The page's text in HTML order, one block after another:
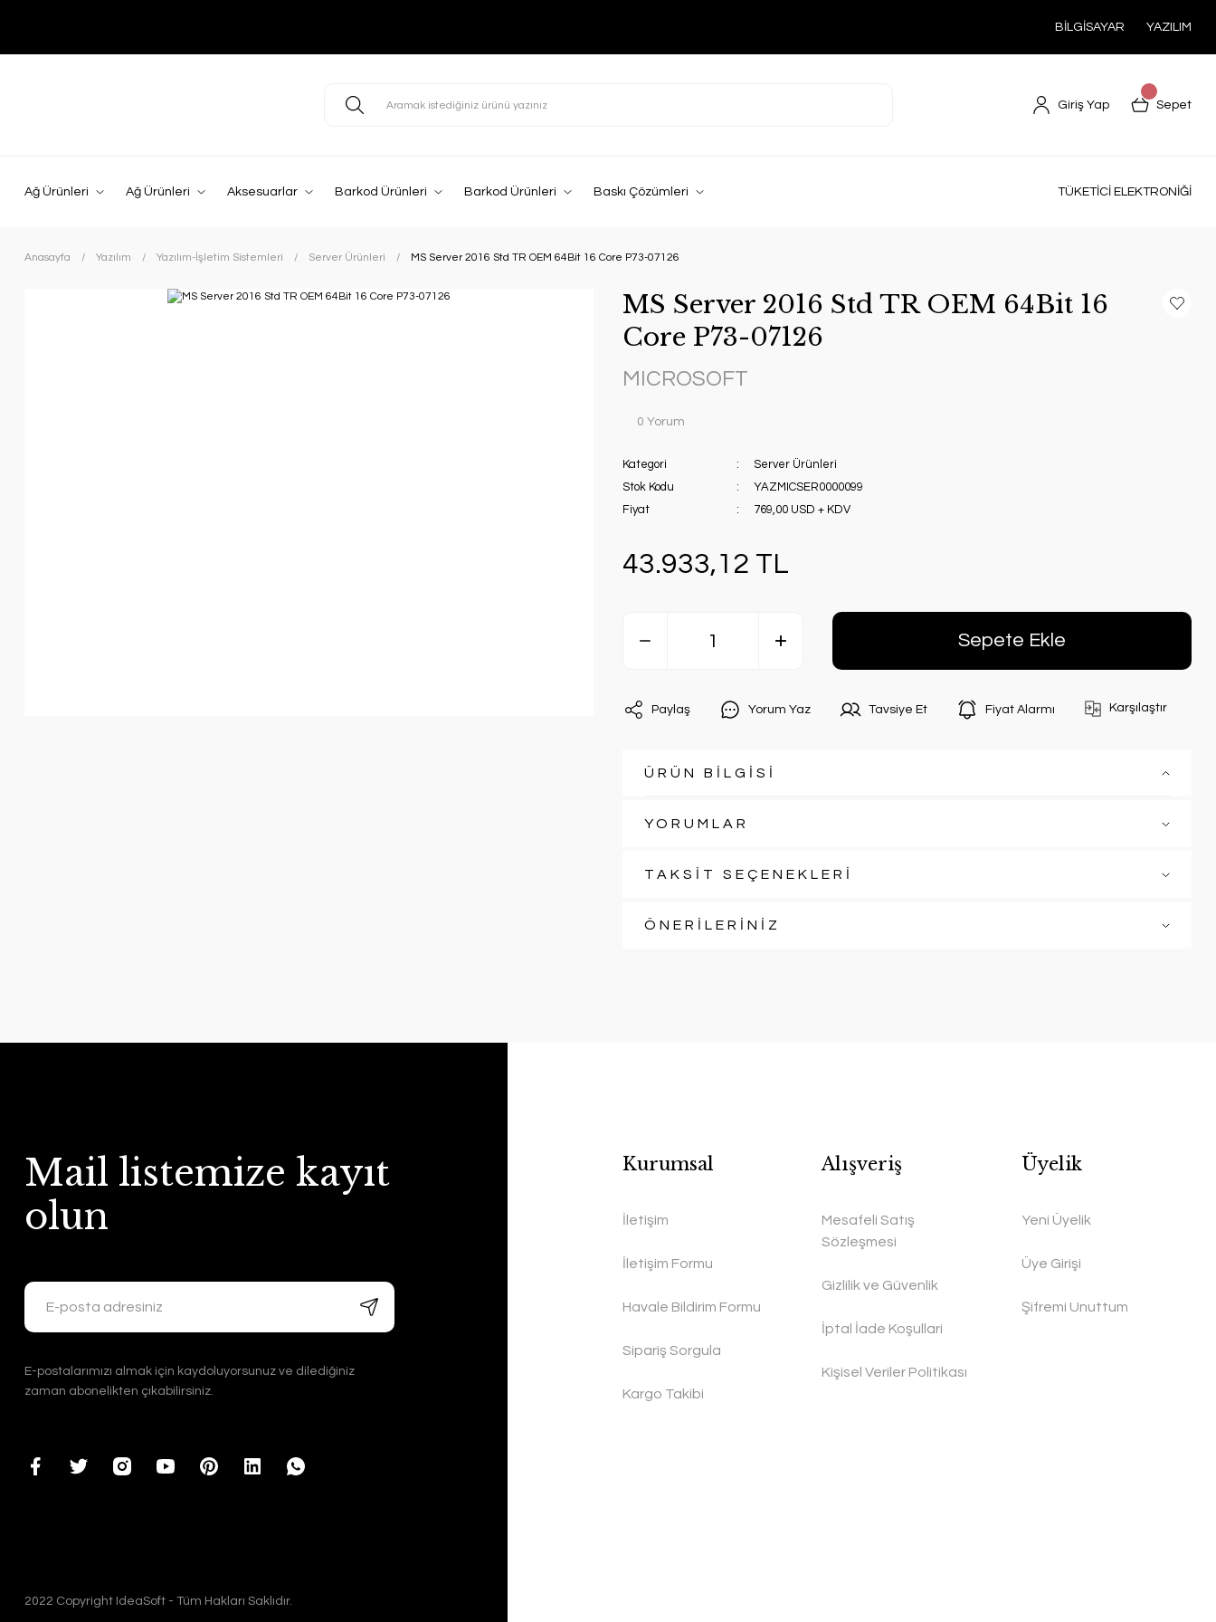
BİLGİSAYAR YAZILIM
Giriş Yap Sepet
Ağ Ürünleri Ağ Ürünleri Aksesuarlar Barkod Ürünleri Barkod Ürünleri Baskı Çözümleri TÜKETİCİ ELEKTRONİĞİ
Anasayfa Yazılım Yazılım-İşletim Sistemleri Server Ürünleri MS Server 2016 Std TR OEM 64Bit 16 Core P73-07126
MS Server 2016 Std TR OEM 64Bit 16
Core P73-07126
MICROSOFT
0 Yorum
Kategori
Server Ürünleri
Stok Kodu
YAZMICSER0000099
Fiyat
769,00 USD + KDV
43.933,12 TL
Sepete Ekle
Paylaş Yorum Yaz Tavsiye Et Fiyat Alarmı Karşılaştır
ÜRÜN BİLGİSİ
YORUMLAR
TAKSİT SEÇENEKLERİ
ÖNERİLERİNİZ
Mail listemize kayıt
olun
E-postalarımızı almak için kaydoluyorsunuz ve dilediğiniz
zaman abonelikten çıkabilirsiniz.
Kurumsal
İletişim
İletişim Formu
Havale Bildirim Formu
Sipariş Sorgula
Kargo Takibi
Alışveriş
Mesafeli Satış
Sözleşmesi
Gizlilik ve Güvenlik
İptal İade Koşullari
Kişisel Veriler Politikası
Üyelik
Yeni Üyelik
Üye Girişi
Şifremi Unuttum
2022 Copyright IdeaSoft - Tüm Hakları Saklıdır.